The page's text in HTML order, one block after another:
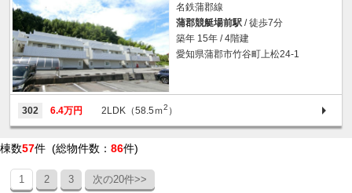
名鉄蒲郡線
蒲郡競艇場前駅 / 徒歩7分
築年 15年 / 4階建
愛知県蒲郡市竹谷町上松24-1
302 6.4万円 2LDK（58.5ｍ2 ）
棟数57件 (総物件数： 86件)
1 2 3 次の20件>>